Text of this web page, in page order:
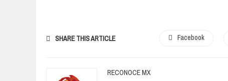
SHARE THIS ARTICLE Facebook
RECONOCE MX